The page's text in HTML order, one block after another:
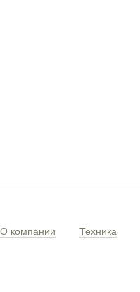
О компании Техника